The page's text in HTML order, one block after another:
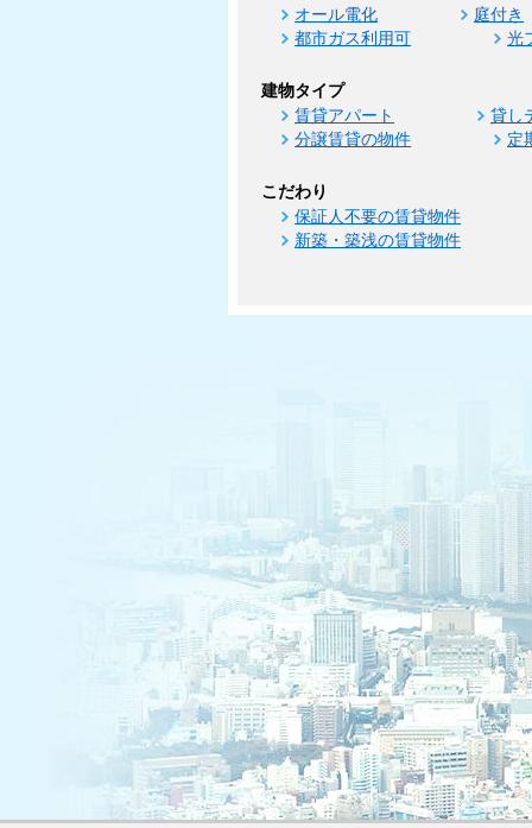
オール電化
庭付き
都市ガス利用可
光
建物タイプ
賃貸アパート
貸し
分譲賃貸の物件
定
こだわり
保証人不要の賃貸物件
新築・築浅の賃貸物件